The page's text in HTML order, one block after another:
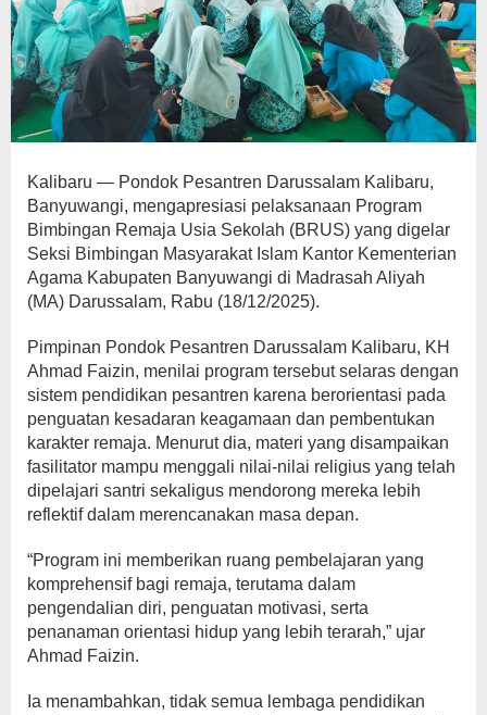
Kalibaru — Pondok Pesantren Darussalam Kalibaru,
Banyuwangi, mengapresiasi pelaksanaan Program
Bimbingan Remaja Usia Sekolah (BRUS) yang digelar
Seksi Bimbingan Masyarakat Islam Kantor Kementerian
Agama Kabupaten Banyuwangi di Madrasah Aliyah
(MA) Darussalam, Rabu (18/12/2025).
Pimpinan Pondok Pesantren Darussalam Kalibaru, KH
Ahmad Faizin, menilai program tersebut selaras dengan
sistem pendidikan pesantren karena berorientasi pada
penguatan kesadaran keagamaan dan pembentukan
karakter remaja. Menurut dia, materi yang disampaikan
fasilitator mampu menggali nilai-nilai religius yang telah
dipelajari santri sekaligus mendorong mereka lebih
reflektif dalam merencanakan masa depan.
“Program ini memberikan ruang pembelajaran yang
komprehensif bagi remaja, terutama dalam
pengendalian diri, penguatan motivasi, serta
penanaman orientasi hidup yang lebih terarah,” ujar
Ahmad Faizin.
Ia menambahkan, tidak semua lembaga pendidikan